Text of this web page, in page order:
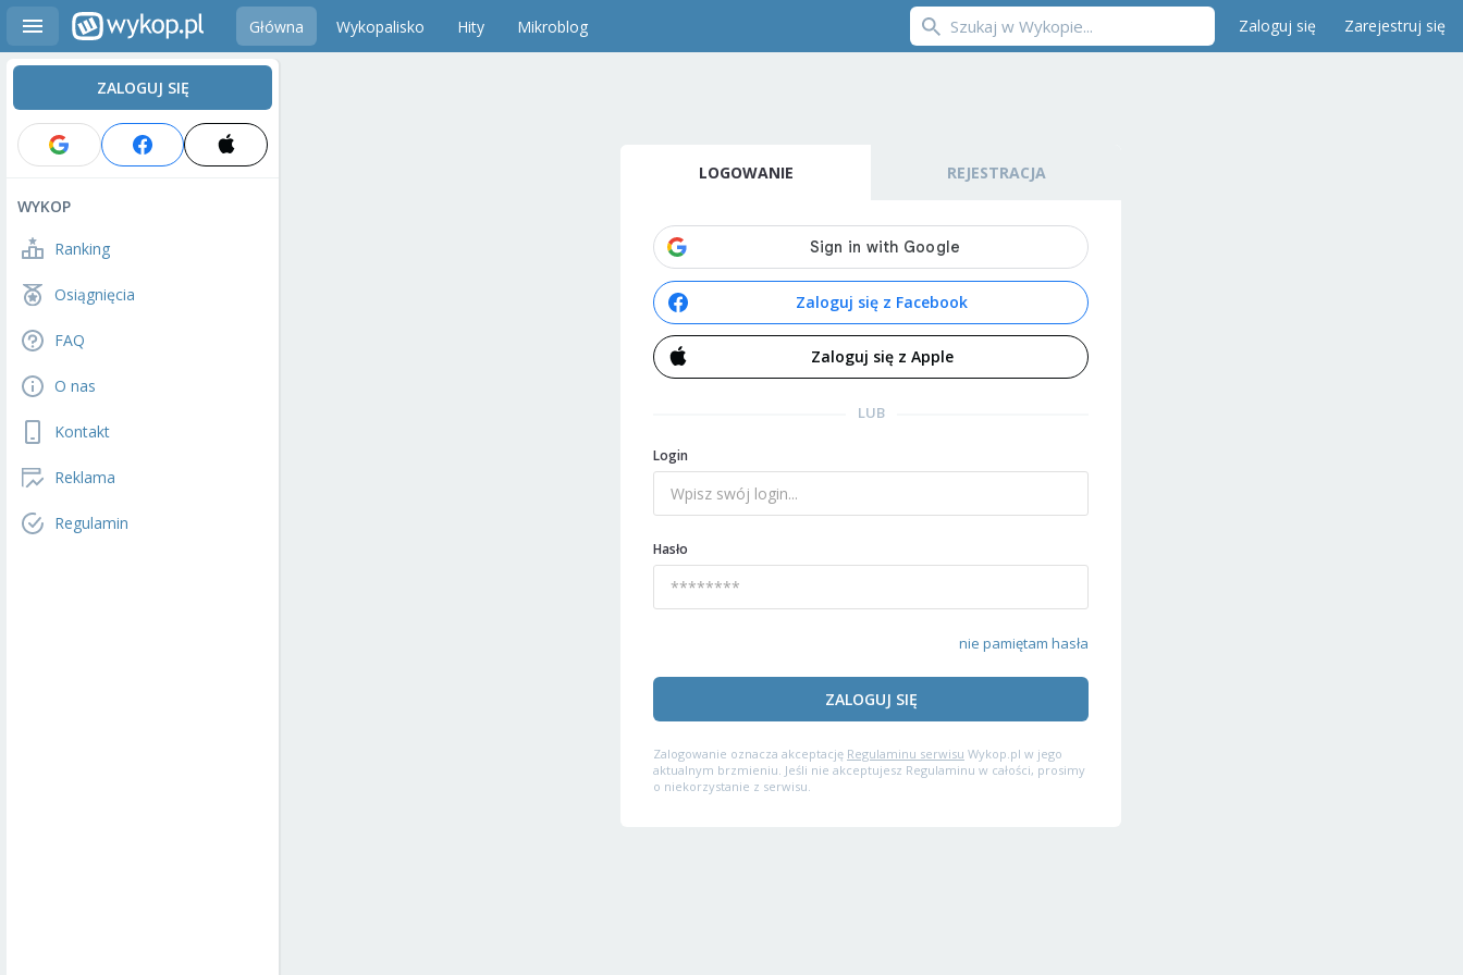
Główna Wykopalisko Hity Mikroblog Zaloguj się Zarejestruj się
ZALOGUJ SIĘ
WYKOP
Ranking
Osiągnięcia
FAQ
O nas
Kontakt
Reklama
Regulamin
LOGOWANIE REJESTRACJA
Zaloguj się z Facebook
Zaloguj się z Apple
LUB
Login
Hasło
nie pamiętam hasła
ZALOGUJ SIĘ
Zalogowanie oznacza akceptację Regulaminu serwisu Wykop.pl w jego
aktualnym brzmieniu. Jeśli nie akceptujesz Regulaminu w całości, prosimy
o niekorzystanie z serwisu.